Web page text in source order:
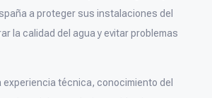
a proteger sus instalaciones del
la calidad del agua y evitar problemas
experiencia técnica, conocimiento del